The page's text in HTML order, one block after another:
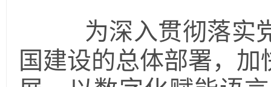
为深入贯彻落实党
国建设的总体部署，